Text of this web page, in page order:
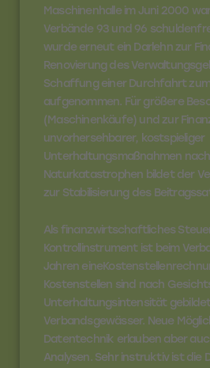
Maschinenhalle im Juni 2000
Verbände 93 und 96
wurde erneut ein Darlehn zur
Renovierung des
Schaffung einer Durchfahrt
aufgenommen. Für größere
(Maschinenkäufe) und zur
unvorhersehbarer, kostspieliger
Unterhaltungsmaßnahmen nach
Naturkatastrophen bildet der
zur Stabilisierung des
Als finanzwirtschaftliches
Kontrollinstrument ist beim
Jahren eine
Kostenstellen sind nach
Unterhaltungsintensität
Verbandsgewässer. Neue
Datentechnik erlauben aber
Analysen. Sehr instruktiv ist die